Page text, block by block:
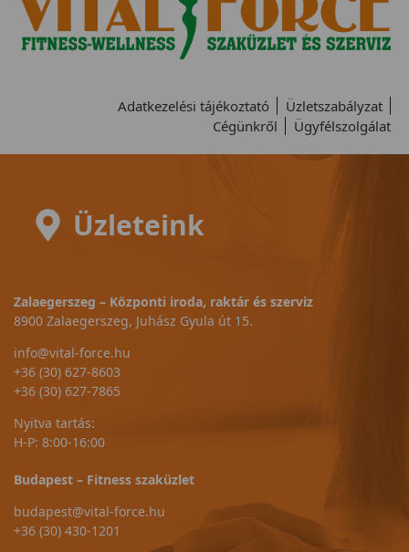
Adatkezelési tájékoztató
Üzletszabályzat
Cégünkről
Ügyfélszolgálat
Üzleteink
Zalaegerszeg – Központi iroda, raktár és szerviz
8900 Zalaegerszeg, Juhász Gyula út 15.
info@vital-force.hu
+36 (30) 627-8603
+36 (30) 627-7865
Nyitva tartás:
H-P: 8:00-16:00
Budapest – Fitness szaküzlet
budapest@vital-force.hu
+36 (30) 430-1201